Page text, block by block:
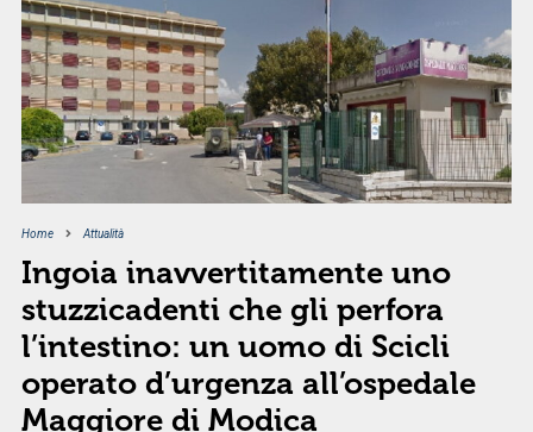
Home Attualità
Ingoia inavvertitamente uno
stuzzicadenti che gli perfora
l’intestino: un uomo di Scicli
operato d’urgenza all’ospedale
Maggiore di Modica